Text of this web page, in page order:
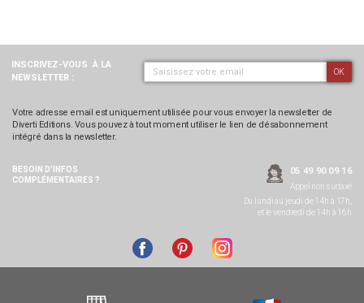
INSCRIVEZ-VOUS À LA
NEWSLETTER :
OK
Votre adresse email est uniquement utilisée pour vous envoyer la newsletter de
Diverti Editions. Vous pouvez à tout moment utiliser le lien de désabonnement
intégré dans la newsletter.
BESOIN D’INFOS
COMPLÉMENTAIRES ?
05 49 90 09 16
Appel non surtaxé
Du lundi au jeudi de 14h à 17h,
et le vendredi de 14h à 16h